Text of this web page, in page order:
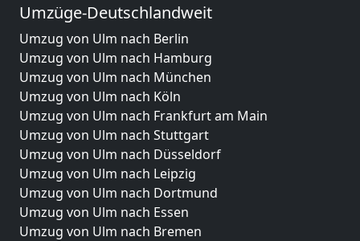
Umzüge-Deutschlandweit
Umzug von Ulm nach Berlin
Umzug von Ulm nach Hamburg
Umzug von Ulm nach München
Umzug von Ulm nach Köln
Umzug von Ulm nach Frankfurt am Main
Umzug von Ulm nach Stuttgart
Umzug von Ulm nach Düsseldorf
Umzug von Ulm nach Leipzig
Umzug von Ulm nach Dortmund
Umzug von Ulm nach Essen
Umzug von Ulm nach Bremen